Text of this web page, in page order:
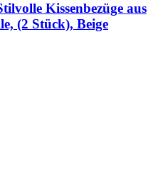
Kissenbezüge aus
(2 Stück), Beige